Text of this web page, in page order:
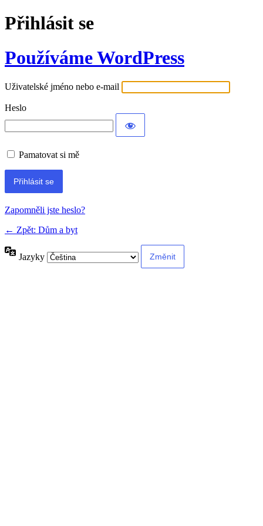
Přihlásit se
Používáme WordPress
Uživatelské jméno nebo e-mail
Heslo
Pamatovat si mě
Alternative:
Zapomněli jste heslo?
← Zpět: Dům a byt
Jazyky